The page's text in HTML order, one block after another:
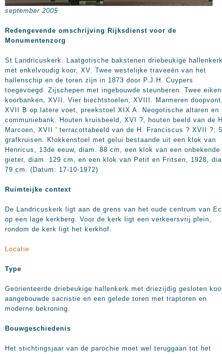
september 2005
Redengevende omschrijving Rijksdienst voor de
Monumentenzorg
St Landricuskerk. Laatgotische bakstenen driebeukige
met enkelvoudig koor, XV. Twee westelijke traveeën van het
hallenschip en de toren zijn in 1873 door P.J.H. Cuypers
toegevoegd. Zijschepen met ingebouwde steunberen. Twee eiken
koorbanken, XVII. Vier biechtstoelen, XVIII. Marmeren
XVII B op latere voet, preekstoel XIX A. Neogotische altaren en
communiebank. Houten kruisbeeld, XVI ?, houten beeld van de
Marcoen, XVII ' terracottabeeld van de H. Franciscus ? XVII ?; 5
grafkruisen. Klokkenstoel met gelui bestaande uit een klok van
Henricus, 13de eeuw, diam. 88 cm, een klok van een onbekende
gieter, diam. 129 cm, en een klok van Petit en Fritsen, 1928,
79 cm. (Datum: 17-10-1972)
Ruimteijke context
De Landricuskerk ligt aan de grens van het oude centrum van
op een lage kerkberg. Voor de kerk ligt een verkeersvrij plein,
rondom de kerk ligt het kerkhof.
Locatie
Type
Geörienteerde driebeukige hallenkerk met driezijdig gesloten
aangebouwde sacristie en een gelede toren met traptoren en
moderne bekroning.
Bouwgeschiedenis
Het stichtingsjaar van de parochie moet wel teruggaan tot het